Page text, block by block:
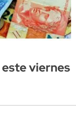
este viernes